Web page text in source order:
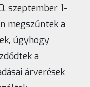
szeptember 1-
megszűntek a
úgyhogy
a
árverések